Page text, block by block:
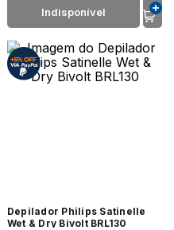
Indisponível
Depilador Philips Satinelle
Wet & Dry Bivolt BRL130